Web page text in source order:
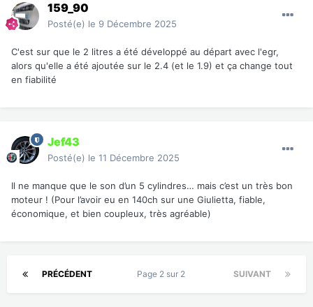
159_90
Posté(e) le 9 Décembre 2025
C'est sur que le 2 litres a été développé au départ avec l'egr,
alors qu'elle a été ajoutée sur le 2.4 (et le 1.9) et ça change tout
en fiabilité
Jef43
Posté(e) le 11 Décembre 2025
Il ne manque que le son d’un 5 cylindres… mais c’est un très bon
moteur ! (Pour l’avoir eu en 140ch sur une Giulietta, fiable,
économique, et bien coupleux, très agréable)
PRÉCÉDENT SUIVANT
Page 2 sur 2